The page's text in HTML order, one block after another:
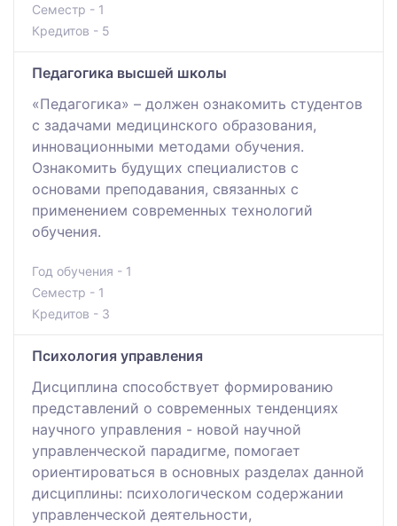
Семестр - 1
Кредитов - 5
Педагогика высшей школы
«Педагогика» – должен ознакомить студентов
с задачами медицинского образования,
инновационными методами обучения.
Ознакомить будущих специалистов с
основами преподавания, связанных с
применением современных технологий
обучения.
Год обучения - 1
Семестр - 1
Кредитов - 3
Психология управления
Дисциплина способствует формированию
представлений о современных тенденциях
научного управления - новой научной
управленческой парадигме, помогает
ориентироваться в основных разделах данной
дисциплины: психологическом содержании
управленческой деятельности,